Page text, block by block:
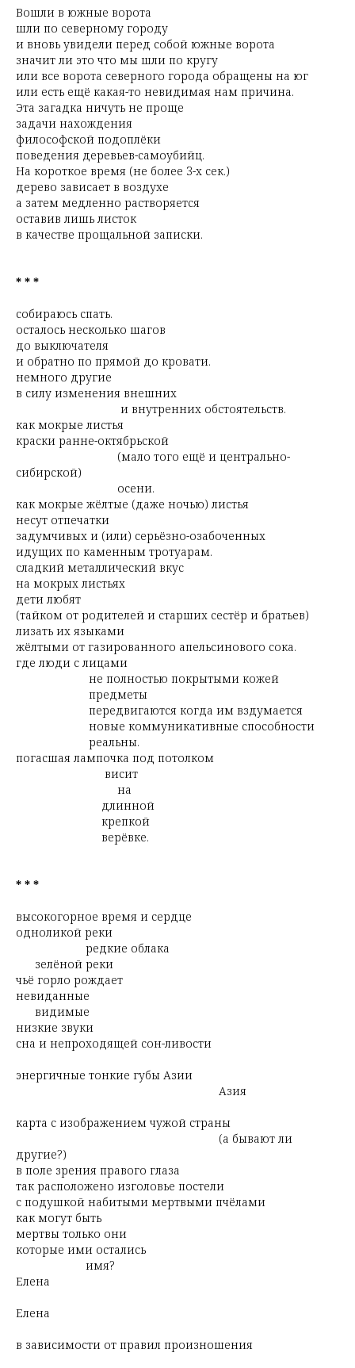
Вошли в южные ворота
шли по северному городу
и вновь увидели перед собой южные ворота
значит ли это что мы шли по кругу
или все ворота северного города обращены на юг
или есть ещё какая-то невидимая нам причина.
Эта загадка ничуть не проще
задачи нахождения
философской подоплёки
поведения деревьев-самоубийц.
На короткое время (не более 3-х сек.)
дерево зависает в воздухе
а затем медленно растворяется
оставив лишь листок
в качестве прощальной записки.
* * *
собираюсь спать.
осталось несколько шагов
до выключателя
и обратно по прямой до кровати.
немного другие
в силу изменения внешних
и внутренних обстоятельств.
как мокрые листья
краски ранне-октябрьской
(мало того ещё и центрально-
сибирской)
осени.
как мокрые жёлтые (даже ночью) листья
несут отпечатки
задумчивых и (или) серьёзно-озабоченных
идущих по каменным тротуарам.
сладкий металлический вкус
на мокрых листьях
дети любят
(тайком от родителей и старших сестёр и братьев)
лизать их языками
жёлтыми от газированного апельсинового сока.
где люди с лицами
не полностью покрытыми кожей
предметы
передвигаются когда им вздумается
новые коммуникативные способности
реальны.
погасшая лампочка под потолком
висит
на
длинной
крепкой
верёвке.
* * *
высокогорное время и сердце
одноликой реки
редкие облака
зелёной реки
чьё горло рождает
невиданные
видимые
низкие звуки
сна и непроходящей сон-ливости
энергичные тонкие губы Азии
Азия
карта с изображением чужой страны
(а бывают ли
другие?)
в поле зрения правого глаза
так расположено изголовье постели
с подушкой набитыми мертвыми пчёлами
как могут быть
мертвы только они
которые ими остались
имя?
Елена
Елена
в зависимости от правил произношения